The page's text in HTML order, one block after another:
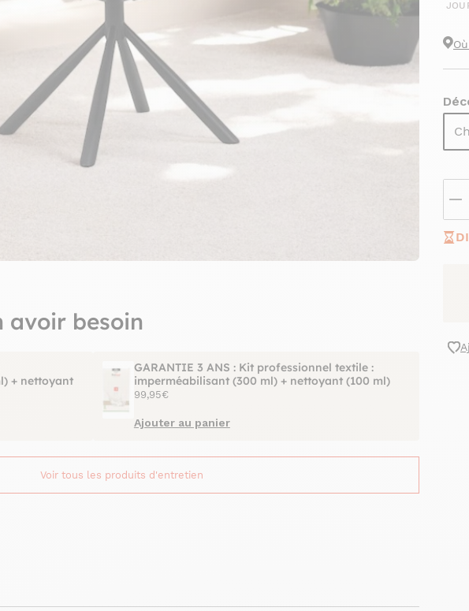
avoir besoin
+ nettoyant
GARANTIE 3 ANS : Kit professionnel textile :
imperméabilisant (300 ml) + nettoyant (100 ml)
99,95€
Ajouter au panier
Voir tous les produits d'entretien